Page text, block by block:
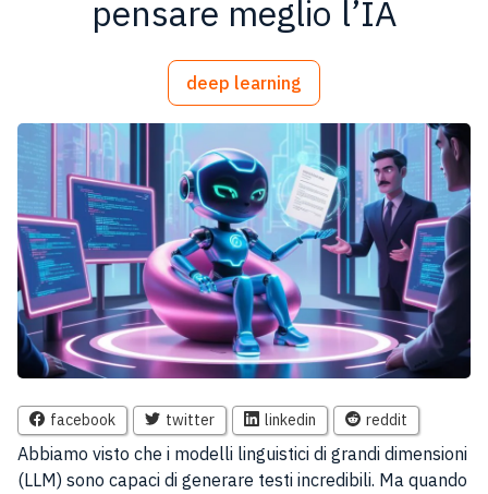
pensare meglio l’IA
deep learning
facebook twitter linkedin reddit
Abbiamo visto che i modelli linguistici di grandi dimensioni
(LLM) sono capaci di generare testi incredibili. Ma quando